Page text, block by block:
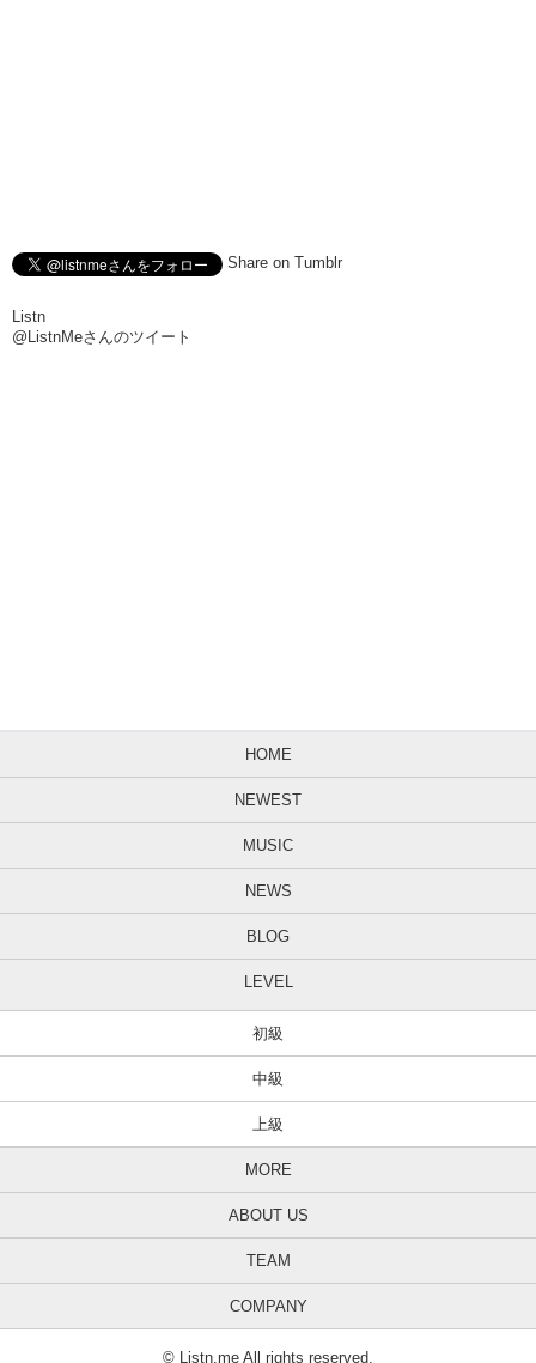
Share on Tumblr
Listn
@ListnMeさんのツイート
HOME
NEWEST
MUSIC
NEWS
BLOG
LEVEL
初級
中級
上級
MORE
ABOUT US
TEAM
COMPANY
© Listn.me All rights reserved.